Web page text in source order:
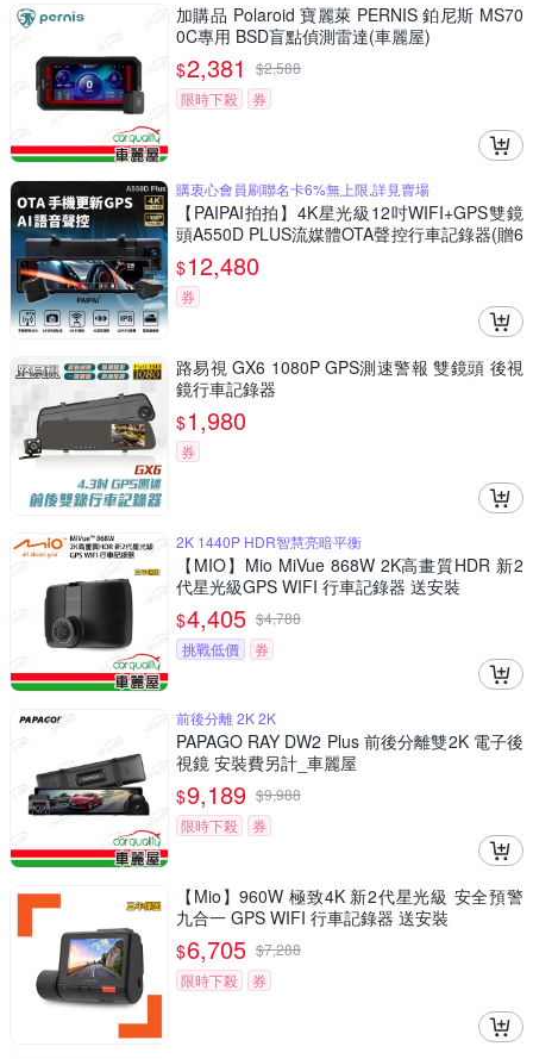
加購品 Polaroid 寶麗萊 PERNIS 鉑尼斯 MS70
0C專用 BSD盲點偵測雷達(車麗屋)
$2,381 $2,588
限時下殺
券
購衷心會員刷聯名卡6%無上限,詳見賣場
【PAIPAI拍拍】4K星光級12吋WIFI+GPS雙鏡
頭A550D PLUS流媒體OTA聲控行車記錄器(贈6
4GB專用卡)
$12,480
券
路易視 GX6 1080P GPS測速警報 雙鏡頭 後視
鏡行車記錄器
$1,980
券
2K 1440P HDR智慧亮暗平衡
【MIO】Mio MiVue 868W 2K高畫質HDR 新2
代星光級GPS WIFI 行車記錄器 送安裝
$4,405 $4,788
挑戰低價
券
前後分離 2K 2K
PAPAGO RAY DW2 Plus 前後分離雙2K 電子後
視鏡 安裝費另計_車麗屋
$9,189 $9,988
限時下殺
券
【Mio】960W 極致4K 新2代星光級 安全預警
九合一 GPS WIFI 行車記錄器 送安裝
$6,705 $7,288
限時下殺
券